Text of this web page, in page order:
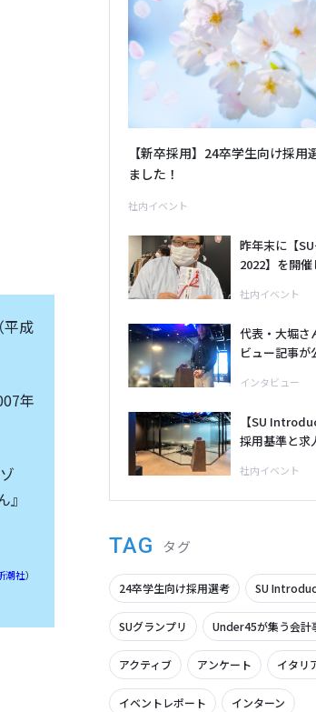
平成
年
潮社）
【新卒採用】24卒学生向け採用
ました！
社内イベント
昨年末に【
2022】を開催
社内イベント
代表・大堀さ
ビュー記事が
インタビュー
【SU
採用基準と求
社内イベント
TAG タグ
24卒学生向け採用選考 SU
SUグランプリ Under45が集う会計
アクティブ アンケート イタリ
イベントレポート インターン